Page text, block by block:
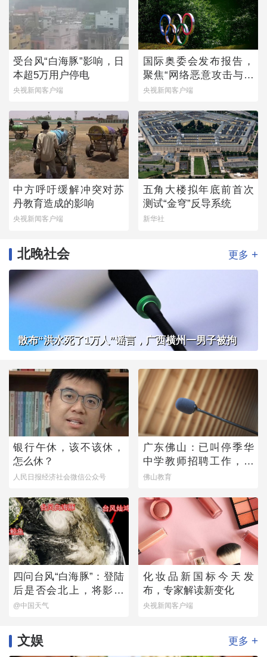
受台风“白海豚”影响，日
本超5万用户停电
央视新闻客户端
国际奥委会发布报告，
聚焦“网络恶意攻击与体
育”
央视新闻客户端
中方呼吁缓解冲突对苏
丹教育造成的影响
央视新闻客户端
五角大楼拟年底前首次
测试“金穹”反导系统
新华社
北晚社会 更多 +
散布“洪水死了1万人”谣言，广西横州一男子被拘
银行午休，该不该休，
怎么休？
人民日报经济社会微信公众号
广东佛山：已叫停季华
中学教师招聘工作，开
展全面核查
佛山教育
四问台风“白海豚”：登陆
后是否会北上，将影响
哪些地方？
@中国天气
化妆品新国标今天发
布，专家解读新变化
央视新闻客户端
文娱 更多 +